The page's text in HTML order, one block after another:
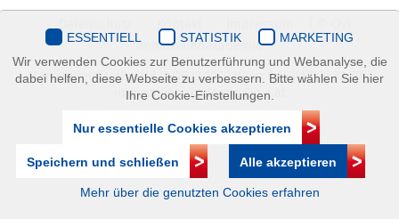
Immobilienakademie
Mariahilfer Straße 116/2.OG/2 1070 Wien | +43(1)505 32 50 |
immobilienakademie@ovi.at
ESSENTIELL STATISTIK
MARKETING
Wir verwenden Cookies zur Benutzerführung und Webanalyse, die
dabei helfen, diese Webseite zu verbessern. Bitte wählen Sie hier
Ihre Cookie-Einstellungen.
Nur essentielle Cookies akzeptieren
Speichern und schließen Alle akzeptieren
Mehr über die genutzten Cookies erfahren